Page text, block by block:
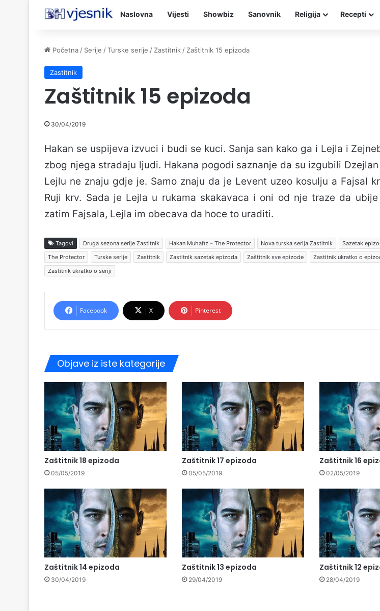
Naslovna Vijesti Showbiz Sanovnik Religija Recepti
Početna / Serije /Turske serije / Zastitnik / Zaštitnik 15 epizoda
Zastitnik
Zaštitnik 15 epizoda
30/04/2019
Hakan se uspijeva izvuci i budi se kuci. Sanja san kako ga i Lejla i
zbog njega stradaju ljudi. Hakana pogodi saznanje da su izgubili
Lejlu ne znaju gdje je. Samo znaju da je Levent uzeo kosulju a Fajsal
Ruji krv. Sada je Lejla u rukama skakavaca i oni od nje traze da
zatim Fajsala, Lejla im obecava da hoce to uraditi.
Tagovi Druga sezona serije Zastitnik Hakan Muhafız – The Protector Nova turska serija Zastitnik
Sazetak
The Protector
Turske serije Zastitnik Zastitnik sazetak epizoda Zaštitnik sve epizode
Zastitnik ukratko o
Zastitnik ukratko o seriji
Facebook X Pinterest
Objave iz iste kategorije
Zaštitnik 18 epizoda
05/05/2019
Zaštitnik 17 epizoda
05/05/2019
Zaštitnik 16
02/05/2019
Zaštitnik 14 epizoda
30/04/2019
Zaštitnik 13 epizoda
29/04/2019
Zaštitnik 12
28/04/2019